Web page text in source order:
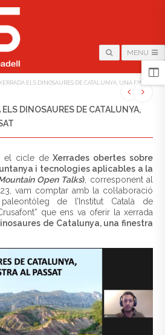
MENU
ELS DINOSAURES DE CATALUNYA, UNA FINESTRA
ELS DINOSAURES DE CATALUNYA,
el cicle deXerrades obertes sobre
i tecnologies aplicables a la
Open Talks) , corresponent al
vam comptar amb la col·laboració
de l’Institut Català de
que ens va oferir la xerrada
de Catalunya, una finestra